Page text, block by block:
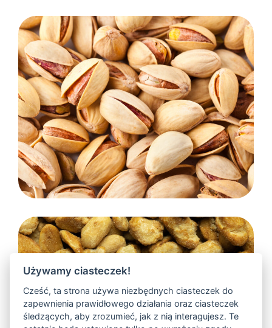
Pistacje
Snacks
Używamy ciasteczek!
Cześć, ta strona używa niezbędnych ciasteczek do
zapewnienia prawidłowego działania oraz ciasteczek
śledzących, aby zrozumieć, jak z nią interagujesz. Te